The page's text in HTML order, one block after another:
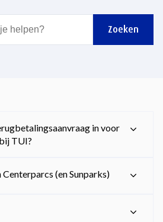
Zoeken
in voor
TUI?
(en Sunparks)